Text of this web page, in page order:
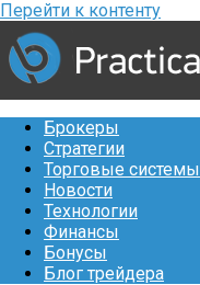
Перейти к контенту
Брокеры
Стратегии
Торговые системы
Новости
Технологии
Финансы
Бонусы
Блог трейдера